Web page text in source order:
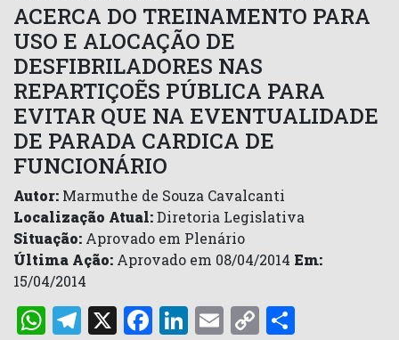
ACERCA DO TREINAMENTO PARA
USO E ALOCAÇÃO DE
DESFIBRILADORES NAS
REPARTIÇOẼS PÚBLICA PARA
EVITAR QUE NA EVENTUALIDADE
DE PARADA CARDICA DE
FUNCIONÁRIO
Autor: Marmuthe de Souza Cavalcanti
Localização Atual:Diretoria Legislativa
Situação: Aprovado em Plenário
Última Ação: Aprovado em 08/04/2014 Em:
15/04/2014
WhatsApp
Telegram
X Facebook
LinkedIn
Email
Copy